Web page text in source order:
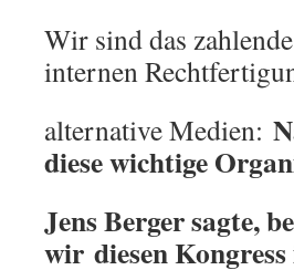
Wir sind das
internen
alternative Medien:
diese wichtige
Jens Berger sagte,
wir diesen